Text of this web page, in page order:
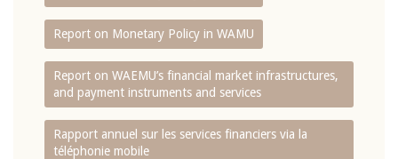
Report on Monetary Policy in WAMU
Report on WAEMU’s financial market infrastructures,
and payment instruments and services
Rapport annuel sur les services financiers via la
téléphonie mobile